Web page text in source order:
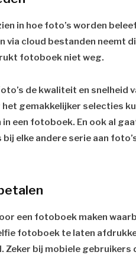
in hoe foto’s worden
via cloud bestanden neemt
fotoboek niet weg.
de kwaliteit en snelheid
gemakkelijker selecties
een fotoboek. En ook al
elke andere serie aan
een fotoboek maken
fotoboek te laten
bij mobiele gebruikers